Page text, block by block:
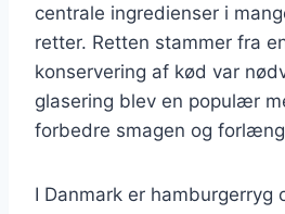
centrale ingredienser i
retter. Retten stammer fra
konservering af kød var
glasering blev en populær
forbedre smagen og
I Danmark er hamburgerryg